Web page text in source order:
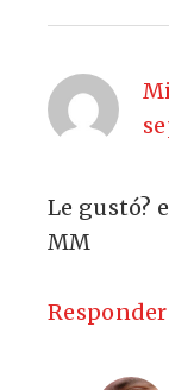
Le gustó?
MM
Responder